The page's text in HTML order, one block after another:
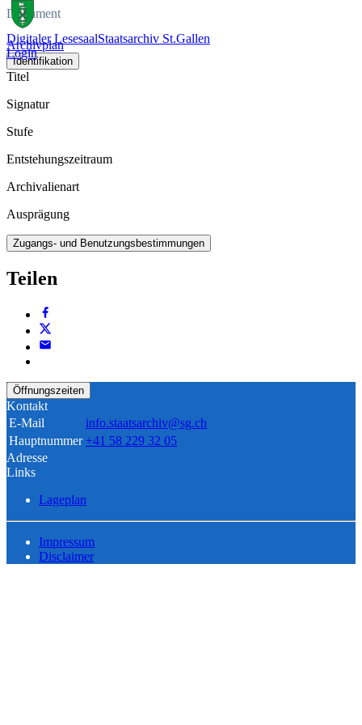
Digitaler LesesaalStaatsarchiv St.Gallen
Login
Dokument
Archivplan
Identifikation
Titel
Signatur
Stufe
Entstehungszeitraum
Archivalienart
Ausprägung
Zugangs- und Benutzungsbestimmungen
Teilen
Öffnungszeiten
Kontakt
E-Mail
info.staatsarchiv@sg.ch
Hauptnummer +41 58 229 32 05
Adresse
Links
Lageplan
Impressum
Disclaimer